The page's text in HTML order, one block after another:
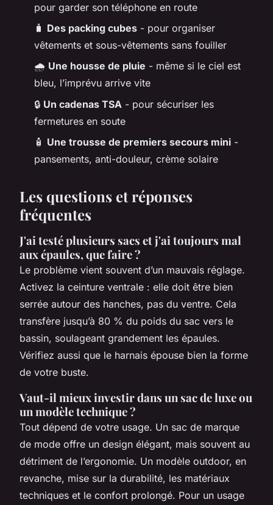
pour garder son téléphone en route
🧳 Des packing cubes - pour organiser
vêtements et sous-vêtements sans fouiller
🌧️ Une housse de pluie - même si le ciel est
bleu, l’imprévu arrive vite
🔒 Un cadenas TSA - pour sécuriser les
fermetures en soute
🧴 Une trousse de premiers secours mini -
pansements, anti-douleur, crème solaire
Les questions et réponses
fréquentes
J'ai testé plusieurs sacs et j'ai toujours mal
aux épaules, que faire ?
Le problème vient souvent d’un mauvais réglage.
Activez la ceinture ventrale : elle doit être bien
serrée autour des hanches, pas du ventre. Cela
transfère jusqu’à 80 % du poids du sac vers le
bassin, soulageant grandement les épaules.
Vérifiez aussi que le harnais épouse bien la forme
de votre buste.
Vaut-il mieux investir dans un sac de luxe ou
un modèle technique ?
Tout dépend de votre usage. Un sac de marque
de mode offre un design élégant, mais souvent au
détriment de l’ergonomie. Un modèle outdoor, en
revanche, mise sur la durabilité, les matériaux
techniques et le confort prolongé. Pour un usage